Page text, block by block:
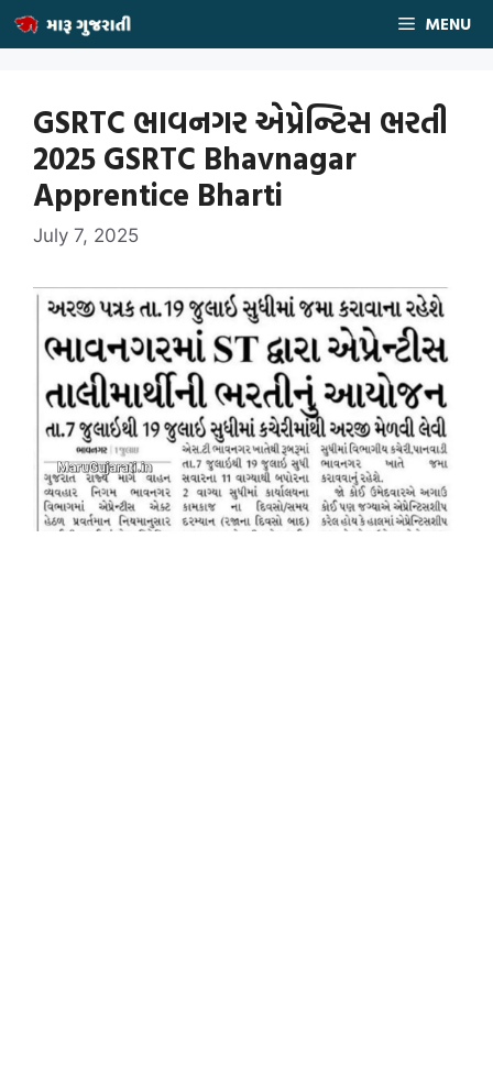
Skip
MENU
GSRTC ભાવનગર એપ્રેન્ટિસ ભરતી
2025 GSRTC Bhavnagar
Apprentice Bharti
July 7, 2025